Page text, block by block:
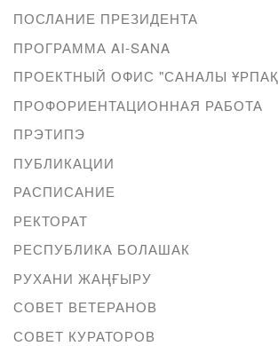
ПОСЛАНИЕ ПРЕЗИДЕНТА
ПРОГРАММА AI-SANA
ПРОЕКТНЫЙ ОФИС "САНАЛЫ
ПРОФОРИЕНТАЦИОННАЯ РАБОТА
ПРЭТИПЭ
ПУБЛИКАЦИИ
РАСПИСАНИЕ
РЕКТОРАТ
РЕСПУБЛИКА БОЛАШАК
РУХАНИ ЖАҢҒЫРУ
СОВЕТ ВЕТЕРАНОВ
СОВЕТ КУРАТОРОВ